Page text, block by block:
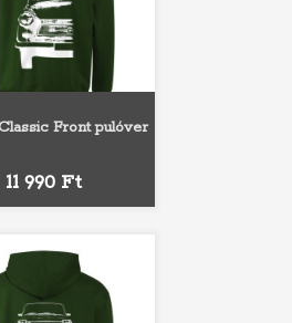
Front pulóver
Ár
11 990 Ft